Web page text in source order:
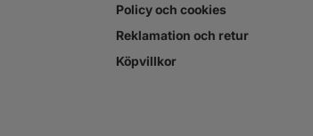
Policy och cookies
Reklamation och retur
Köpvillkor